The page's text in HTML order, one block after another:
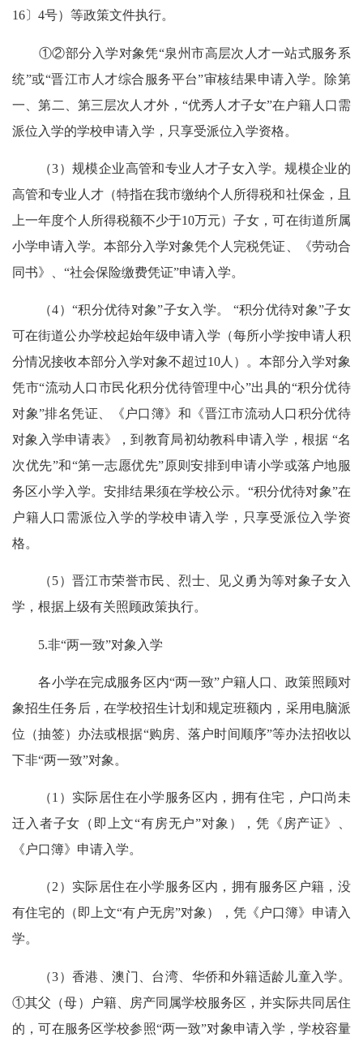
16〕4号）等政策文件执行。
①②部分入学对象凭“泉州市高层次人才一站式服务系
统”或“晋江市人才综合服务平台”审核结果申请入学。除第
一、第二、第三层次人才外，“优秀人才子女”在户籍人口需
派位入学的学校申请入学，只享受派位入学资格。
（3）规模企业高管和专业人才子女入学。规模企业的
高管和专业人才（特指在我市缴纳个人所得税和社保金，且
上一年度个人所得税额不少于10万元）子女，可在街道所属
小学申请入学。本部分入学对象凭个人完税凭证、《劳动合
同书》、“社会保险缴费凭证”申请入学。
（4）“积分优待对象”子女入学。 “积分优待对象”子女
可在街道公办学校起始年级申请入学（每所小学按申请人积
分情况接收本部分入学对象不超过10人）。本部分入学对象
凭市“流动人口市民化积分优待管理中心”出具的“积分优待
对象”排名凭证、《户口簿》和《晋江市流动人口积分优待
对象入学申请表》，到教育局初幼教科申请入学，根据 “名
次优先”和“第一志愿优先”原则安排到申请小学或落户地服
务区小学入学。安排结果须在学校公示。“积分优待对象”在
户籍人口需派位入学的学校申请入学，只享受派位入学资
格。
（5）晋江市荣誉市民、烈士、见义勇为等对象子女入
学，根据上级有关照顾政策执行。
5.非“两一致”对象入学
各小学在完成服务区内“两一致”户籍人口、政策照顾对
象招生任务后，在学校招生计划和规定班额内，采用电脑派
位（抽签）办法或根据“购房、落户时间顺序”等办法招收以
下非“两一致”对象。
（1）实际居住在小学服务区内，拥有住宅，户口尚未
迁入者子女（即上文“有房无户”对象），凭《房产证》、
《户口簿》申请入学。
（2）实际居住在小学服务区内，拥有服务区户籍，没
有住宅的（即上文“有户无房”对象），凭《户口簿》申请入
学。
（3）香港、澳门、台湾、华侨和外籍适龄儿童入学。
①其父（母）户籍、房产同属学校服务区，并实际共同居住
的，可在服务区学校参照“两一致”对象申请入学，学校容量